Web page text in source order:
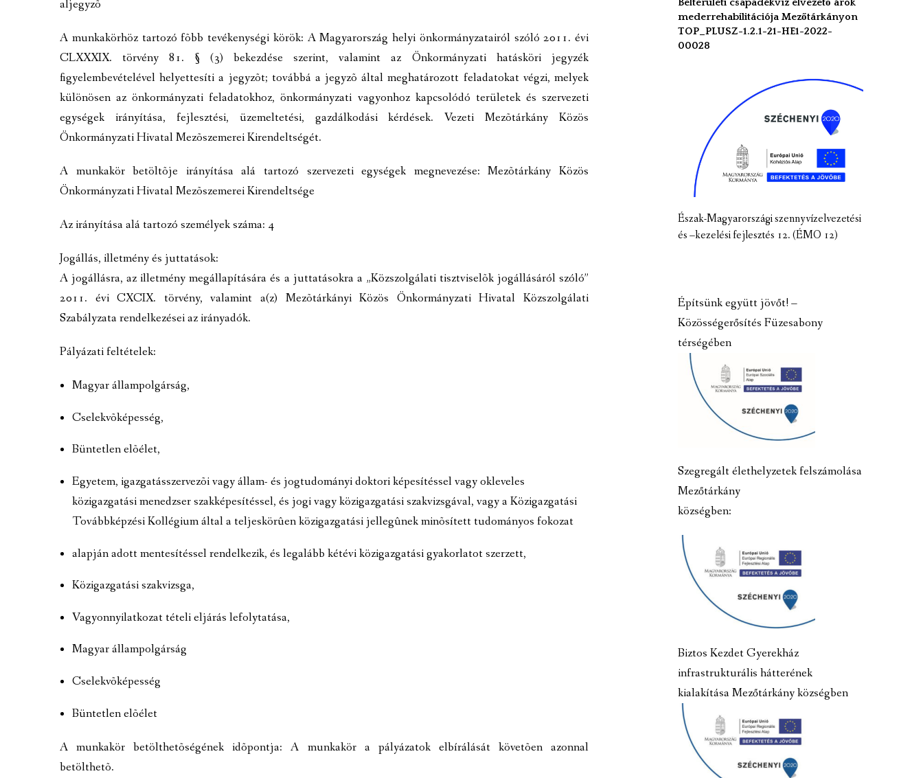
MEZŐTÁRKÁNY KINCSE
MEZŐTÁRKÁNY ÉRTÉKEI
aljegyzõ
A munkakörhöz tartozó fõbb tevékenységi körök: A Magyarország helyi önkormányzatairól szóló 2011. évi
CLXXXIX. törvény 81. § (3) bekezdése szerint, valamint az Önkormányzati hatásköri jegyzék
figyelembevételével helyettesíti a jegyzõt; továbbá a jegyzõ által meghatározott feladatokat végzi, melyek
különösen az önkormányzati feladatokhoz, önkormányzati vagyonhoz kapcsolódó területek és szervezeti
egységek irányítása, fejlesztési, üzemeltetési, gazdálkodási kérdések. Vezeti Mezõtárkány Közös
Önkormányzati Hivatal Mezõszemerei Kirendeltségét.
A munkakör betöltõje irányítása alá tartozó szervezeti egységek megnevezése: Mezõtárkány Közös
Önkormányzati Hivatal Mezõszemerei Kirendeltsége
Az irányítása alá tartozó személyek száma: 4
Jogállás, illetmény és juttatások:
A jogállásra, az illetmény megállapítására és a juttatásokra a „Közszolgálati tisztviselõk jogállásáról szóló”
2011. évi CXCIX. törvény, valamint a(z) Mezõtárkányi Közös Önkormányzati Hivatal Közszolgálati
Szabályzata rendelkezései az irányadók.
Pályázati feltételek:
Magyar állampolgárság,
Cselekvõképesség,
Büntetlen elõélet,
Egyetem, igazgatásszervezõi vagy állam- és jogtudományi doktori képesítéssel vagy okleveles
közigazgatási menedzser szakképesítéssel, és jogi vagy közigazgatási szakvizsgával, vagy a Közigazgatási
Továbbképzési Kollégium által a teljeskörûen közigazgatási jellegûnek minõsített tudományos fokozat
alapján adott mentesítéssel rendelkezik, és legalább kétévi közigazgatási gyakorlatot szerzett,
Közigazgatási szakvizsga,
Vagyonnyilatkozat tételi eljárás lefolytatása,
Magyar állampolgárság
Cselekvõképesség
Büntetlen elõélet
A munkakör betölthetõségének idõpontja: A munkakör a pályázatok elbírálását követõen azonnal
betölthetõ.
mederrehabilitációja Mezőtárkányon
TOP_PLUSZ-1.2.1-21-HE1-2022-
00028
Észak-Magyarországi szennyvízelvezetési
és –kezelési fejlesztés 12. (ÉMO 12)
Építsünk együtt jövőt! –
Közösségerősítés Füzesabony
térségében
Szegregált élethelyzetek felszámolása
Mezőtárkány
községben:
Biztos Kezdet Gyerekház
infrastrukturális hátterének
kialakítása Mezőtárkány községben